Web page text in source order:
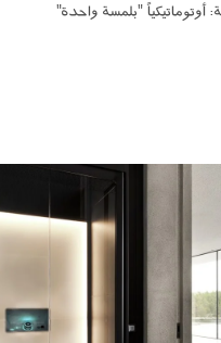
أوتوماتيكياً "بلمسة واحدة"